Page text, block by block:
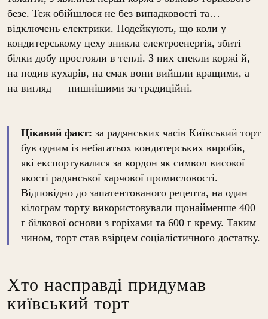
безе. Теж обійшлося не без випадковості та…
відключень електрики. Подейкують, що коли у
кондитерському цеху зникла електроенергія, збиті
білки добу простояли в теплі. З них спекли коржі й,
на подив кухарів, на смак вони вийшли кращими, а
на вигляд — пишнішими за традиційні.
Цікавий факт: за радянських часів Київський торт
був одним із небагатьох кондитерських виробів,
які експортувалися за кордон як символ високої
якості радянської харчової промисловості.
Відповідно до запатентованого рецепта, на один
кілограм торту використовували щонайменше 400
г білкової основи з горіхами та 600 г крему. Таким
чином, торт став взірцем соціалістичного достатку.
Хто насправді придумав
київський торт